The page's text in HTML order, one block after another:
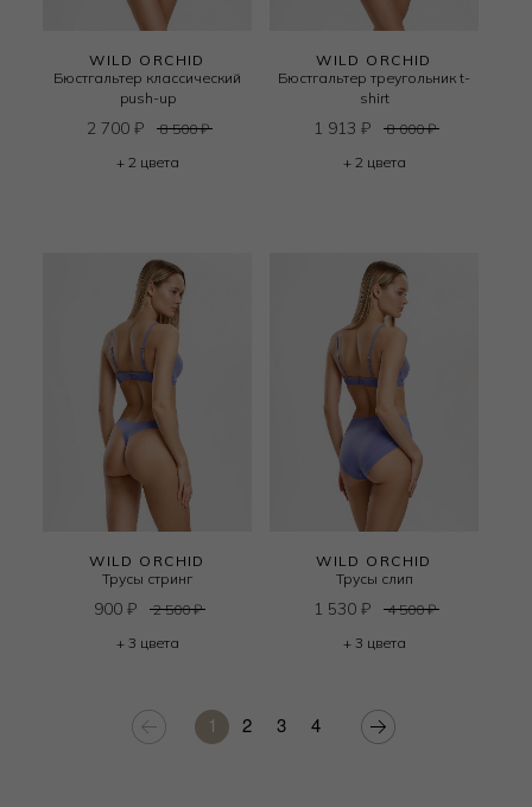
WILD ORCHID
Бюстгальтер классический
push-up
2 700 ₽ 8 500₽
+ 2 цвета
WILD ORCHID
Бюстгальтер треугольник t-
shirt
1 913 ₽ 8 000₽
+ 2 цвета
WILD ORCHID
Трусы стринг
900 ₽ 2 500₽
+ 3 цвета
WILD ORCHID
Трусы слип
1 530 ₽ 4 500₽
+ 3 цвета
1 2 3 4